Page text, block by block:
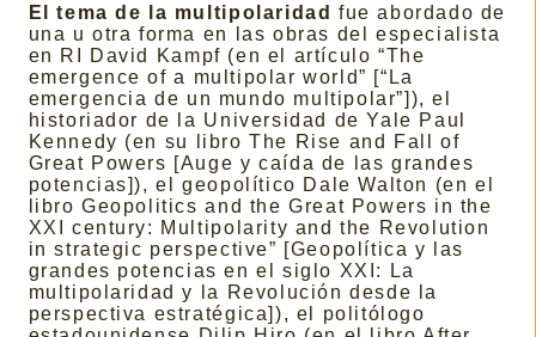
El tema de la multipolaridad fue abordado de
una u otra forma en las obras del especialista
en RI David Kampf (en el artículo “The
emergence of a multipolar world” [“La
emergencia de un mundo multipolar”]), el
historiador de la Universidad de Yale Paul
Kennedy (en su libro The Rise and Fall of
Great Powers [Auge y caída de las grandes
potencias]), el geopolítico Dale Walton (en el
libro Geopolitics and the Great Powers in the
XXI century: Multipolarity and the Revolution
in strategic perspective” [Geopolítica y las
grandes potencias en el siglo XXI: La
multipolaridad y la Revolución desde la
perspectiva estratégica]), el politólogo